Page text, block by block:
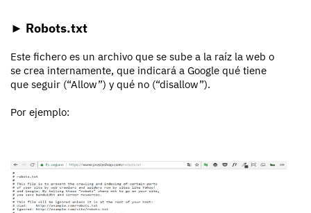
► Robots.txt
Este fichero es un archivo que se sube a la raíz la web o
se crea internamente, que indicará a Google qué tiene
que seguir (“Allow”) y qué no (“disallow”).
Por ejemplo: